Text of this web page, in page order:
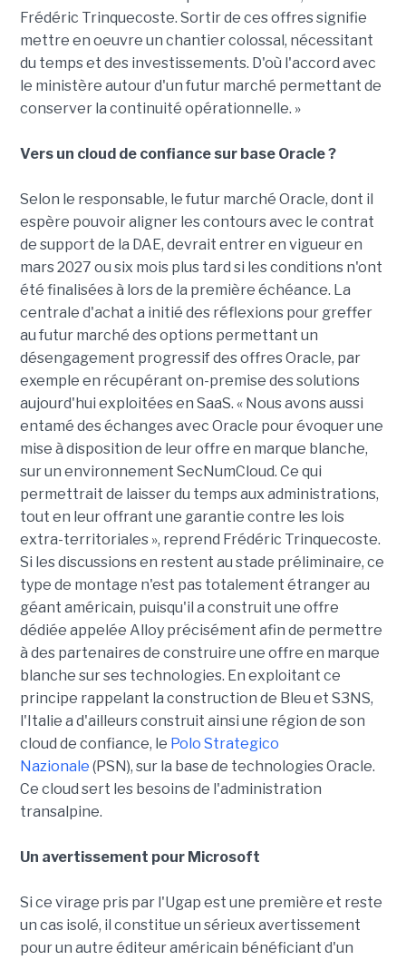
Frédéric Trinquecoste. Sortir de ces offres signifie
mettre en oeuvre un chantier colossal, nécessitant
du temps et des investissements. D'où l'accord avec
le ministère autour d'un futur marché permettant de
conserver la continuité opérationnelle. »
Vers un cloud de confiance sur base Oracle ?
Selon le responsable, le futur marché Oracle, dont il
espère pouvoir aligner les contours avec le contrat
de support de la DAE, devrait entrer en vigueur en
mars 2027 ou six mois plus tard si les conditions n'ont
été finalisées à lors de la première échéance. La
centrale d'achat a initié des réflexions pour greffer
au futur marché des options permettant un
désengagement progressif des offres Oracle, par
exemple en récupérant on-premise des solutions
aujourd'hui exploitées en SaaS. « Nous avons aussi
entamé des échanges avec Oracle pour évoquer une
mise à disposition de leur offre en marque blanche,
sur un environnement SecNumCloud. Ce qui
permettrait de laisser du temps aux administrations,
tout en leur offrant une garantie contre les lois
extra-territoriales », reprend Frédéric Trinquecoste.
Si les discussions en restent au stade préliminaire, ce
type de montage n'est pas totalement étranger au
géant américain, puisqu'il a construit une offre
dédiée appelée Alloy précisément afin de permettre
à des partenaires de construire une offre en marque
blanche sur ses technologies. En exploitant ce
principe rappelant la construction de Bleu et S3NS,
l'Italie a d'ailleurs construit ainsi une région de son
cloud de confiance, le Polo Strategico
Nazionale (PSN), sur la base de technologies Oracle.
Ce cloud sert les besoins de l'administration
transalpine.
Un avertissement pour Microsoft
Si ce virage pris par l'Ugap est une première et reste
un cas isolé, il constitue un sérieux avertissement
pour un autre éditeur américain bénéficiant d'un